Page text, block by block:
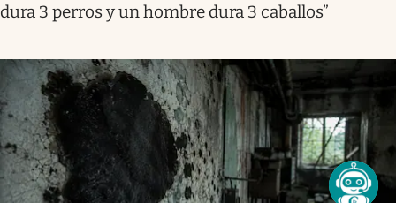
dura 3 perros y un hombre dura 3 caballos”